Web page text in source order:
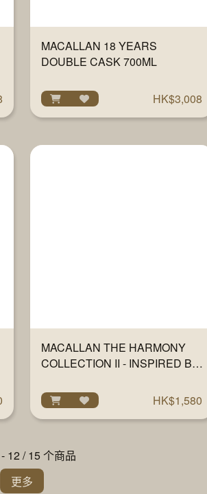
MACALLAN 18 YEARS
DOUBLE CASK 700ML
HK$3,008
MACALLAN THE HARMONY
COLLECTION II - INSPIRED BY
HK$1,580
12 / 15 个商品
更多